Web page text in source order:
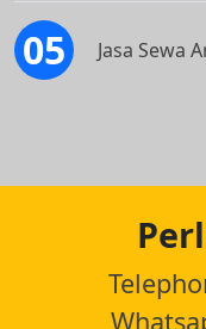
Jasa Sewa